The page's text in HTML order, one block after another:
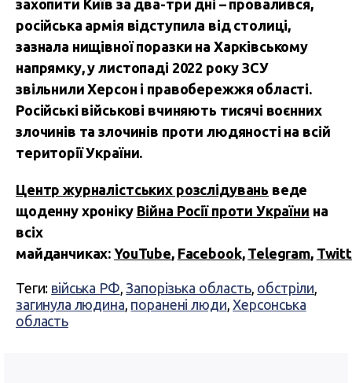
захопити Київ за два-три дні – провалився,
російська армія відступила від столиці,
зазнала нищівної поразки на Харківському
напрямку, у листопаді 2022 року ЗСУ
звільнили Херсон і правобережжя області.
Російські військові вчиняють тисячі воєнних
злочинів та злочинів проти людяності на всій
території України.
Центр журналістських розслідувань веде
щоденну хроніку Війна Росії проти України на
всіх
майданчиках:YouTube, Facebook, Telegram,
Теги: війська РФ,Запорізька область, обстріли,
загинула людина, поранені люди,Херсонська
область